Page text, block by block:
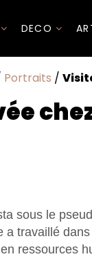
DECO
Portraits /
sous le
a travaillé
ressources